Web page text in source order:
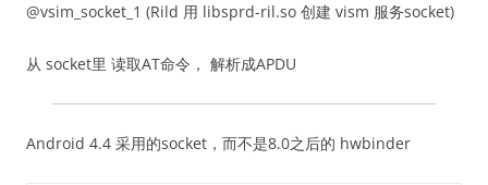
@vsim_socket_1 (Rild 用 libsprd-ril.so 创建 vism 服务socket)
从 socket里 读取AT命令， 解析成APDU
Android 4.4 采用的socket，而不是8.0之后的 hwbinder